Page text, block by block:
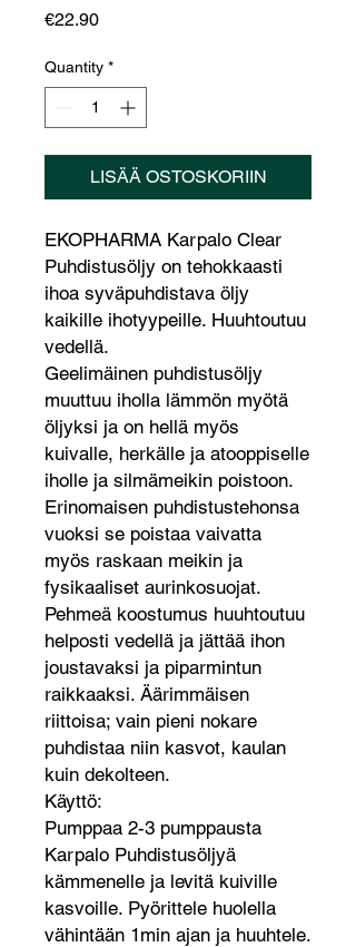
€22.90Price
Quantity *
LISÄÄ OSTOSKORIIN
EKOPHARMA Karpalo Clear
Puhdistusöljy on tehokkaasti
ihoa syväpuhdistava öljy
kaikille ihotyypeille. Huuhtoutuu
vedellä.
Geelimäinen puhdistusöljy
muuttuu iholla lämmön myötä
öljyksi ja on hellä myös
kuivalle, herkälle ja atooppiselle
iholle ja silmämeikin poistoon.
Erinomaisen puhdistustehonsa
vuoksi se poistaa vaivatta
myös raskaan meikin ja
fysikaaliset aurinkosuojat.
Pehmeä koostumus huuhtoutuu
helposti vedellä ja jättää ihon
joustavaksi ja piparmintun
raikkaaksi. Äärimmäisen
riittoisa; vain pieni nokare
puhdistaa niin kasvot, kaulan
kuin dekolteen.
Käyttö:
Pumppaa 2-3 pumppausta
Karpalo Puhdistusöljyä
kämmenelle ja levitä kuiville
kasvoille. Pyörittele huolella
vähintään 1min ajan ja huuhtele.